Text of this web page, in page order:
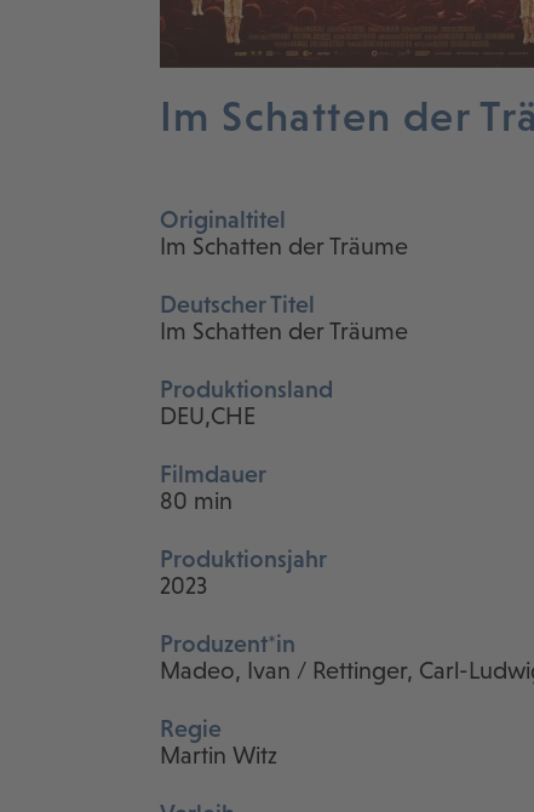
Im Schatten der
Originaltitel
Im Schatten der Träume
Deutscher Titel
Im Schatten der Träume
Produktionsland
DEU,CHE
Filmdauer
80 min
Produktionsjahr
2023
Produzent*in
Madeo, Ivan / Rettinger, Carl-
Regie
Martin Witz